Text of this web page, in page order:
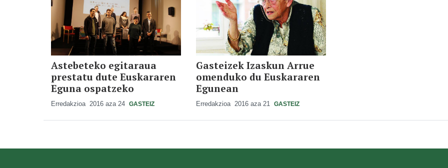
Astebeteko egitaraua
prestatu dute Euskararen
Eguna ospatzeko
Erredakzioa 2016 aza 24 GASTEIZ
Gasteizek Izaskun Arrue
omenduko du Euskararen
Egunean
Erredakzioa 2016 aza 21 GASTEIZ